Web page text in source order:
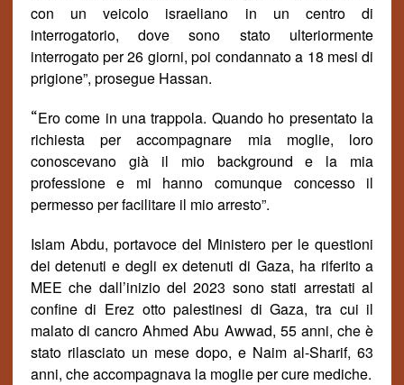
con un veicolo israeliano in un centro di
interrogatorio, dove sono stato ulteriormente
interrogato per 26 giorni, poi condannato a 18 mesi di
prigione”, prosegue Hassan.
“Ero come in una trappola. Quando ho presentato la
richiesta per accompagnare mia moglie, loro
conoscevano già il mio background e la mia
professione e mi hanno comunque concesso il
permesso per facilitare il mio arresto”.
Islam Abdu, portavoce del Ministeroper le questioni
dei detenuti e degli ex detenuti di Gaza, ha riferito a
MEE che dall’inizio del 2023 sono stati arrestati al
confine di Erez otto palestinesi di Gaza, tra cui il
malato di cancro Ahmed Abu Awwad, 55 anni, che è
stato rilasciato un mese dopo, e Naim al-Sharif, 63
anni, che accompagnava la moglie per cure mediche.